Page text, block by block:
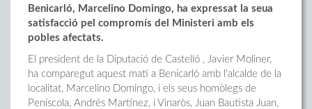
Benicarló, Marcelino Domingo, ha expressat la seua
satisfacció pel compromís del Ministeri amb els
pobles afectats.
El president de la Diputació de Castelló , Javier Moliner,
ha comparegut aquest matí a Benicarló amb l'alcalde de la
localitat, Marcelino Domingo, i els seus homòlegs de
Peníscola, Andrés Martínez, i Vinaròs, Juan Bautista Juan,